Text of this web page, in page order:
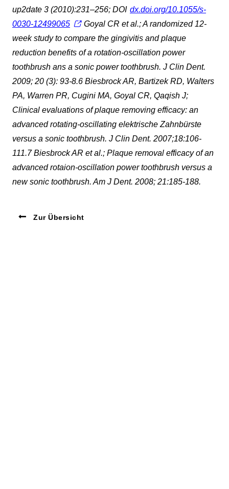
up2date 3 (2010):231–256; DOI dx.doi.org/10.1055/s-
0030-12499065
Goyal CR et al.; A randomized 12-
week study to compare the gingivitis and plaque
reduction benefits of a rotation-oscillation power
toothbrush ans a sonic power toothbrush. J Clin Dent.
2009; 20 (3): 93-8.6 Biesbrock AR, Bartizek RD, Walters
PA, Warren PR, Cugini MA, Goyal CR, Qaqish J;
Clinical evaluations of plaque removing efficacy: an
advanced rotating-oscillating elektrische Zahnbürste
versus a sonic toothbrush. J Clin Dent. 2007;18:106-
111.7 Biesbrock AR et al.; Plaque removal efficacy of an
advanced rotaion-oscillation power toothbrush versus a
new sonic toothbrush. Am J Dent. 2008; 21:185-188.
Zur Übersicht